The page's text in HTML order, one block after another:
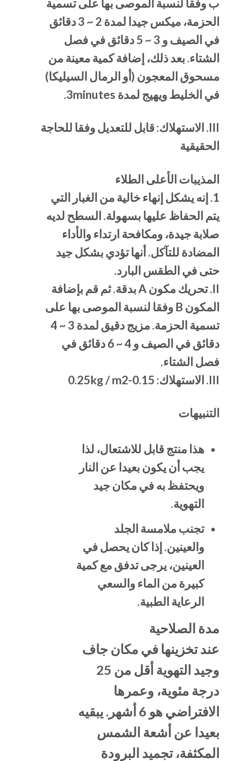
ب وفقا لنسبة الموصى بها على تسمية
الحزمة، ميكس جيدا لمدة 2 ~ 3 دقائق
في الصيف و 3 ~ 5 دقائق في فصل
الشتاء. بعد ذلك، إضافة كمية معينة من
مسحوق المعجون (أو الرمال السيليكا)
في الخليط ويهيج لمدة 3minutes.
III. الاستهلاك: قابل للتعديل وفقا للحاجة
الحقيقية
المذيبات الأعلى الطلاء
1. إنه يشكل إنهاء خالية من الغبار التي
يتم الحفاظ عليها بسهولة. السطح لديه
صلابة جيدة، ومكافحة ارتداء والأداء
المضادة للتآكل. أنها تؤدي بشكل جيد
حتى في الطقس البارد.
II. تحريك مكون A بدقة. ثم قم بإضافة
المكون B وفقا لنسبة الموصى بها على
تسمية الحزمة. مزيج دقيق لمدة 3 ~ 4
دقائق في الصيف و 4 ~ 6 دقائق في
فصل الشتاء.
III. الاستهلاك: 0.15-0.25kg / m2
التنبيهات
هذا منتج قابل للاشتعال، لذا
يجب أن يكون بعيدا عن النار
ويحتفظ به في مكان جيد
التهوية.
تجنب ملامسة الجلد
والعينين. إذا كان يحصل في
العينين، يرجى تدفق مع كمية
كبيرة من الماء والسعي
الرعاية الطبية.
مدة الصلاحية
عند تخزينها في مكان جاف
وجيد التهوية أقل من 25
درجة مئوية، وعمرها
الافتراضي هو 6 أشهر. يبقيه
بعيدا عن أشعة الشمس
المكثفة، تجميد البرودة